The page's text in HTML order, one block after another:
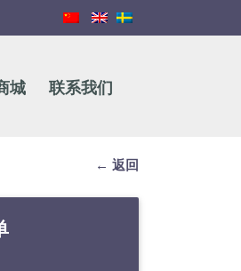
城 联系我们
← 返回